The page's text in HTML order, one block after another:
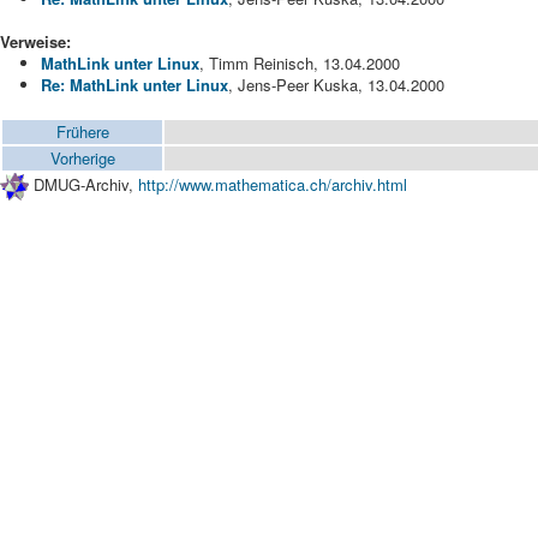
Verweise:
MathLink unter Linux, Timm Reinisch, 13.04.2000
Re: MathLink unter Linux, Jens-Peer Kuska, 13.04.2000
Frühere
Vorherige
DMUG-Archiv, http://www.mathematica.ch/archiv.html